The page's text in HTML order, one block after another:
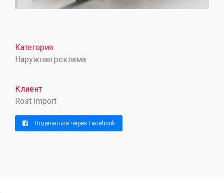
Категория
Наружная реклама
Клиент
Rost Import
Поделиться через Facebook